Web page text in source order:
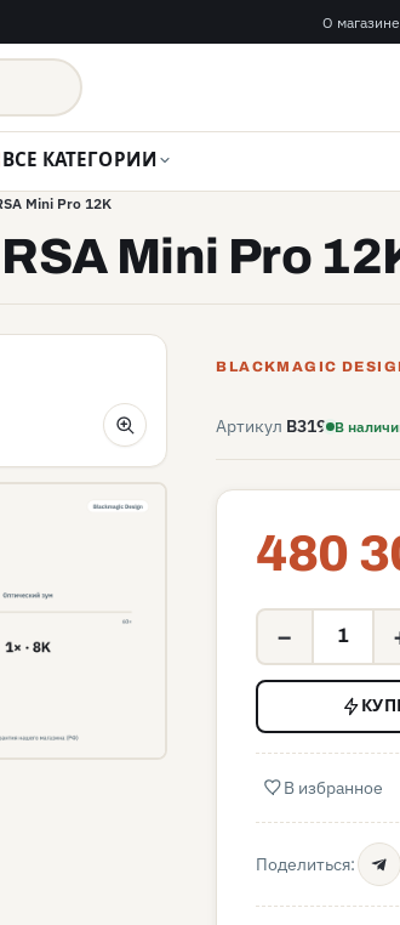
О магазине
ВСЕ КАТЕГОРИИ
Mini Pro 12K
Mini Pro
BLACKMAGIC
Артикул B319 В
480
−
В избранное
Поделиться: